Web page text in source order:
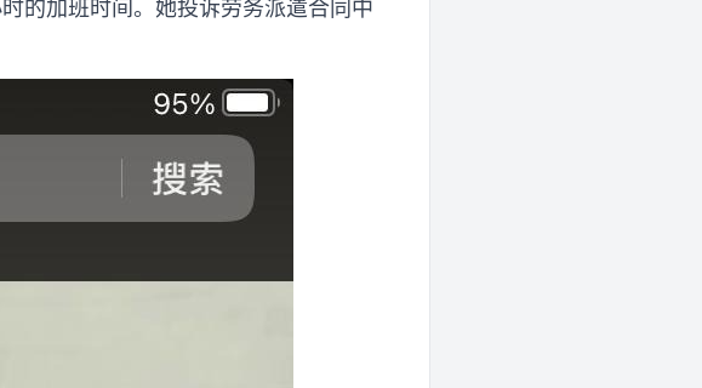
的加班时间。她投诉劳务派遣合同中